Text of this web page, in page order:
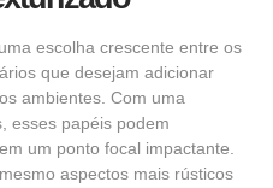
escolha crescente entre os
que desejam adicionar
ambientes. Com uma
esses papéis podem
um ponto focal impactante.
aspectos mais rústicos